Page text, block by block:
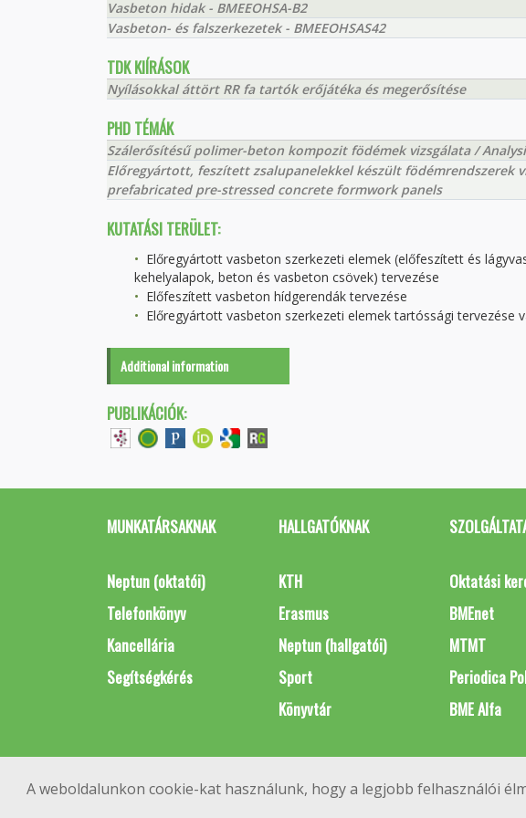
A weboldalunkon cookie-kat használunk, hogy a legjobb felhasználói
Vasbeton hidak - BMEEOHSA-B2
Vasbeton- és falszerkezetek - BMEEOHSAS42
TDK KIÍRÁSOK
Nyílásokkal áttört RR fa tartók erőjátéka és megerősítése
PHD TÉMÁK
Szálerősítésű polimer-beton kompozit födémek vizsgálata /
Előregyártott, feszített zsalupanelekkel készült födémrendszerek
prefabricated pre-stressed concrete formwork panels
KUTATÁSI TERÜLET:
Előregyártott vasbeton szerkezeti elemek (előfeszített és
kehelyalapok, beton és vasbeton csövek) tervezése
Előfeszített vasbeton hídgerendák tervezése
Előregyártott vasbeton szerkezeti elemek tartóssági tervezése
Additional information
PUBLIKÁCIÓK:
MUNKATÁRSAKNAK
Neptun (oktatói)
Telefonkönyv
Kancellária
Segítségkérés
HALLGATÓKNAK
KTH
Erasmus
Neptun (hallgatói)
Sport
Könyvtár
Oktatási
BMEnet
MTMT
Periodica
BME Alfa
Impresszum
1111 Budapest,